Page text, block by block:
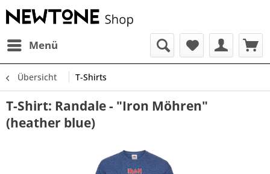
Menü
Übersicht T-Shirts
T-Shirt: Randale - "Iron Möhren"
(heather blue)